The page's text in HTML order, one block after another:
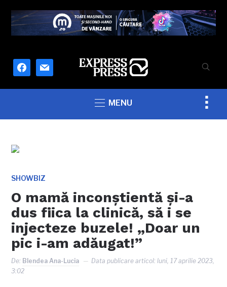
facebook
mail
MENU
SHOWBIZ
O mamă inconștientă și-a
dus fiica la clinică, să i se
injecteze buzele! „Doar un
pic i-am adăugat!”
De: Blendea Ana-Lucia Data publicare articol:luni, 17 aprilie 2023,
3:02